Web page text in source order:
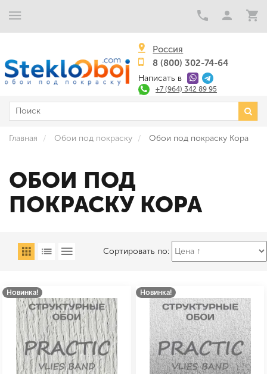
Россия
8 (800) 302-74-64
Написать в
+7 (964) 342 89 95
Главная Обои под покраску Обои под покраску Кора
ОБОИ ПОД
ПОКРАСКУ КОРА
Сортировать по:
Новинка! Новинка!